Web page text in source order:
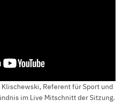
Referent für Sport und
im Live Mitschnitt der Sitzung.